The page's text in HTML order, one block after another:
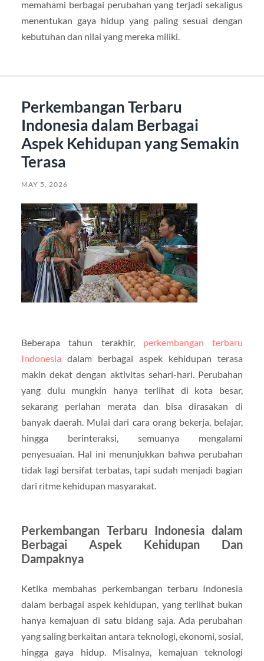
memahami berbagai perubahan yang terjadi sekaligus
menentukan gaya hidup yang paling sesuai dengan
kebutuhan dan nilai yang mereka miliki.
Perkembangan Terbaru
Indonesia dalam Berbagai
Aspek Kehidupan yang Semakin
Terasa
MAY 5, 2026
Beberapa tahun terakhir, perkembangan terbaru
Indonesia dalam berbagai aspek kehidupan terasa
makin dekat dengan aktivitas sehari-hari. Perubahan
yang dulu mungkin hanya terlihat di kota besar,
sekarang perlahan merata dan bisa dirasakan di
banyak daerah. Mulai dari cara orang bekerja, belajar,
hingga berinteraksi, semuanya mengalami
penyesuaian. Hal ini menunjukkan bahwa perubahan
tidak lagi bersifat terbatas, tapi sudah menjadi bagian
dari ritme kehidupan masyarakat.
Perkembangan Terbaru Indonesia dalam
Berbagai Aspek Kehidupan Dan
Dampaknya
Ketika membahas perkembangan terbaru Indonesia
dalam berbagai aspek kehidupan, yang terlihat bukan
hanya kemajuan di satu bidang saja. Ada perubahan
yang saling berkaitan antara teknologi, ekonomi, sosial,
hingga gaya hidup. Misalnya, kemajuan teknologi